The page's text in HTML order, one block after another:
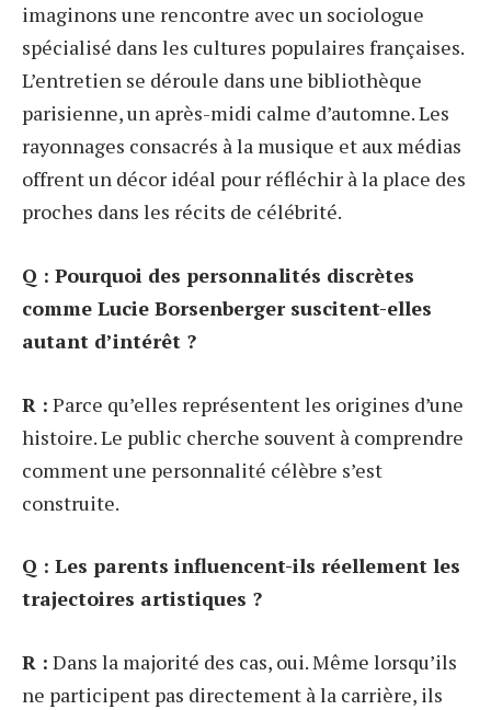
imaginons une rencontre avec un sociologue
spécialisé dans les cultures populaires françaises.
L’entretien se déroule dans une bibliothèque
parisienne, un après-midi calme d’automne. Les
rayonnages consacrés à la musique et aux médias
offrent un décor idéal pour réfléchir à la place des
proches dans les récits de célébrité.
Q : Pourquoi des personnalités discrètes
comme Lucie Borsenberger suscitent-elles
autant d’intérêt ?
R : Parce qu’elles représentent les origines d’une
histoire. Le public cherche souvent à comprendre
comment une personnalité célèbre s’est
construite.
Q : Les parents influencent-ils réellement les
trajectoires artistiques ?
R : Dans la majorité des cas, oui. Même lorsqu’ils
ne participent pas directement à la carrière, ils